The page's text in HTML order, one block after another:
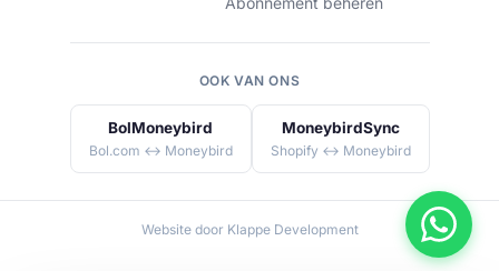
OOK VAN ONS
BolMoneybird
Bol.com ↔ Moneybird
MoneybirdSync
Shopify ↔ Moneybird
Website door Klappe Development